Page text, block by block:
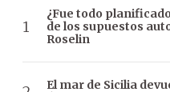
¿Fue todo
de los supuestos
Roselin
El mar de Sicilia